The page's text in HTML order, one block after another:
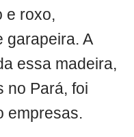
e roxo,
garapeira. A
essa madeira,
no Pará, foi
empresas.